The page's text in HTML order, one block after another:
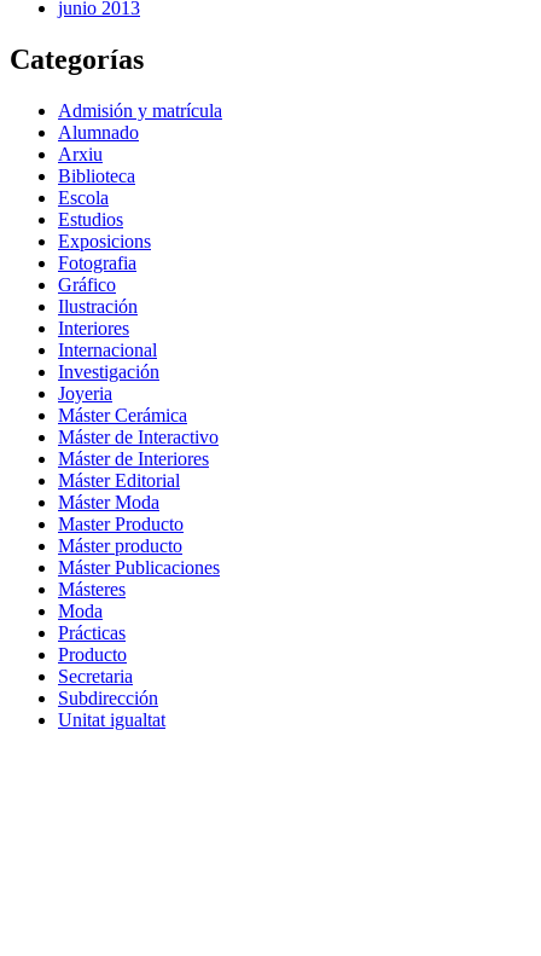
junio 2013
Categorías
Admisión y matrícula
Alumnado
Arxiu
Biblioteca
Escola
Estudios
Exposicions
Fotografia
Gráfico
Ilustración
Interiores
Internacional
Investigación
Joyeria
Máster Cerámica
Máster de Interactivo
Máster de Interiores
Máster Editorial
Máster Moda
Master Producto
Máster producto
Máster Publicaciones
Másteres
Moda
Prácticas
Producto
Secretaria
Subdirección
Unitat igualtat